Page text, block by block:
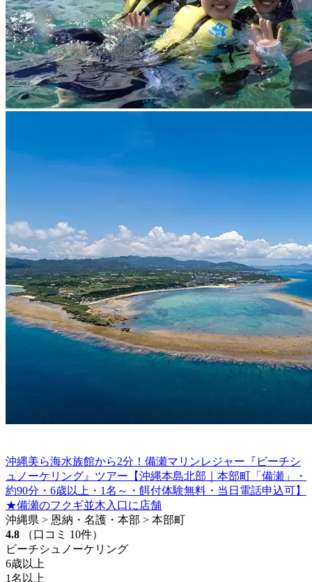
沖縄美ら海水族館から2分！備瀬マリンレジャー『ビーチシ
ュノーケリング』ツアー【沖縄本島北部｜本部町「備瀬」・
約90分・6歳以上・1名～・餌付体験無料・当日電話申込可】
★備瀬のフクギ並木入口に店舗
沖縄県 > 恩納・名護・本部 > 本部町
4.8
（口コミ 10件）
ビーチシュノーケリング
6歳以上
1名以上